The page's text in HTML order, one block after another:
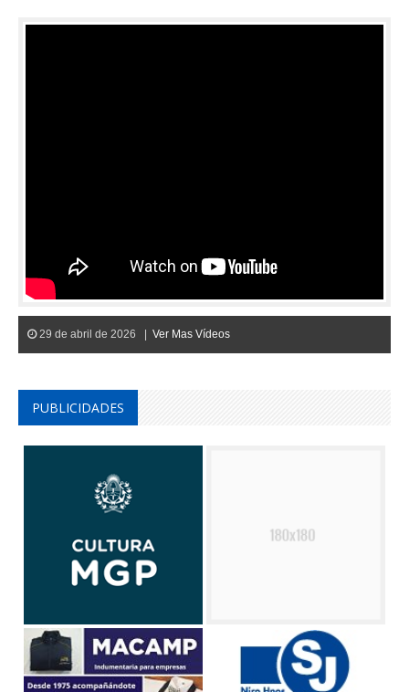
29 de abril de 2026 |Ver Mas Vídeos
PUBLICIDADES